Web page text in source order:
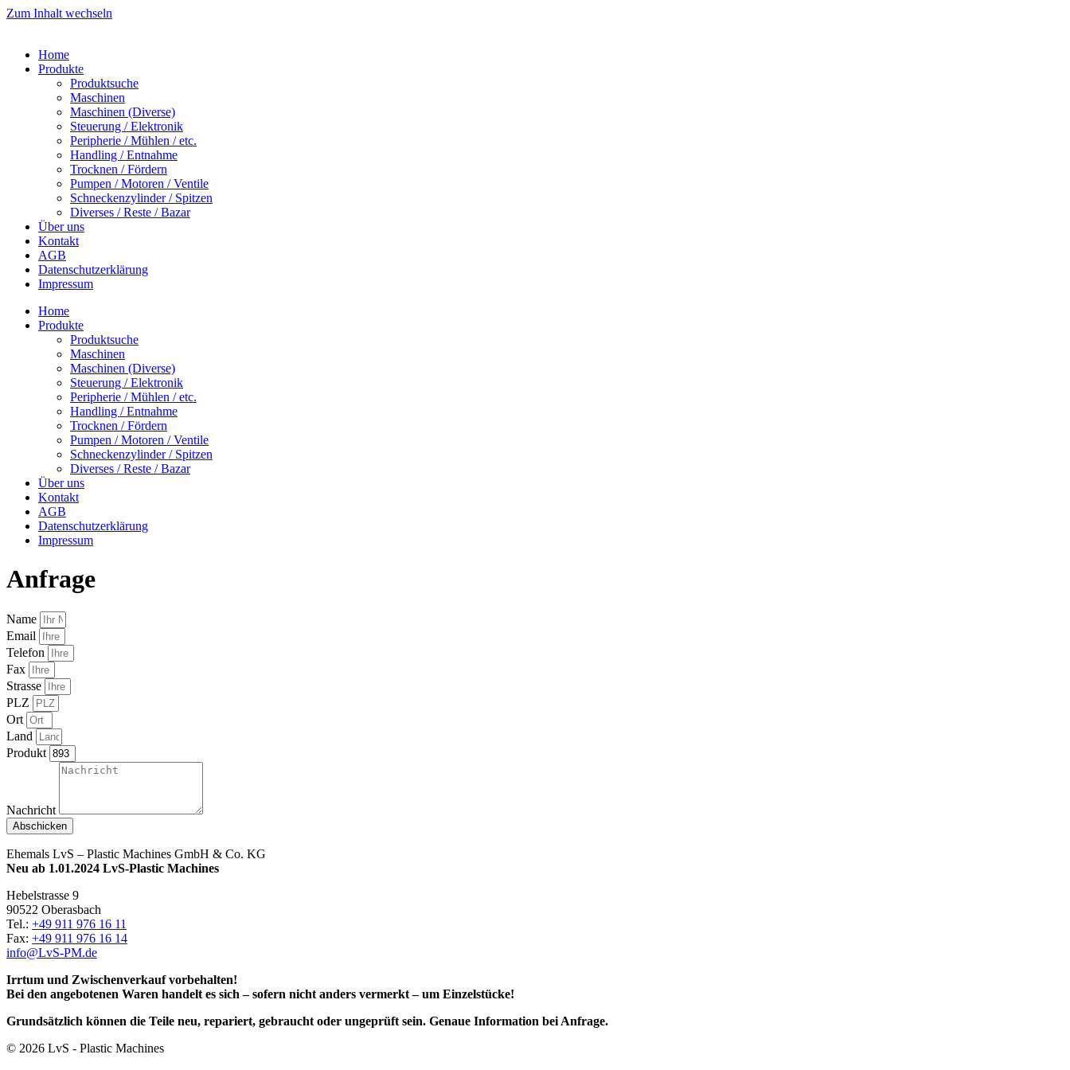
Zum Inhalt wechseln
Home
Produkte
Produktsuche
Maschinen
Maschinen (Diverse)
Steuerung / Elektronik
Peripherie / Mühlen / etc.
Handling / Entnahme
Trocknen / Fördern
Pumpen / Motoren / Ventile
Schneckenzylinder / Spitzen
Diverses / Reste / Bazar
Über uns
Kontakt
AGB
Datenschutzerklärung
Impressum
Home
Produkte
Produktsuche
Maschinen
Maschinen (Diverse)
Steuerung / Elektronik
Peripherie / Mühlen / etc.
Handling / Entnahme
Trocknen / Fördern
Pumpen / Motoren / Ventile
Schneckenzylinder / Spitzen
Diverses / Reste / Bazar
Über uns
Kontakt
AGB
Datenschutzerklärung
Impressum
Anfrage
Name
Email
Telefon
Fax
Strasse
PLZ
Ort
Land
Produkt
Nachricht
Abschicken
Ehemals LvS – Plastic Machines GmbH & Co. KG
Neu ab 1.01.2024 LvS-Plastic Machines
Hebelstrasse 9
90522 Oberasbach
Tel.: +49 911 976 16 11
Fax: +49 911 976 16 14
info@LvS-PM.de
Irrtum und Zwischenverkauf vorbehalten!
Bei den angebotenen Waren handelt es sich – sofern nicht anders vermerkt – um Einzelstücke!
Grundsätzlich können die Teile neu, repariert, gebraucht oder ungeprüft sein. Genaue Information bei Anfrage.
© 2026 LvS - Plastic Machines